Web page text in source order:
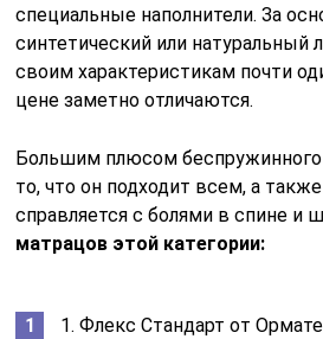
специальные наполнители. За
синтетический или натуральный
своим характеристикам почти
цене заметно отличаются.
Большим плюсом беспружинного
то, что он подходит всем, а
справляется с болями в спине и
матрацов этой категории:
1. Флекс Стандарт от